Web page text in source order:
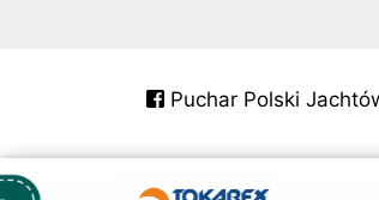
Puchar Polski